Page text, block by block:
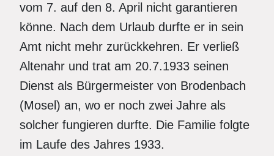
vom 7. auf den 8. April nicht garantieren
könne. Nach dem Urlaub durfte er in sein
Amt nicht mehr zurückkehren. Er verließ
Altenahr und trat am 20.7.1933 seinen
Dienst als Bürgermeister von Brodenbach
(Mosel) an, wo er noch zwei Jahre als
solcher fungieren durfte. Die Familie folgte
im Laufe des Jahres 1933.